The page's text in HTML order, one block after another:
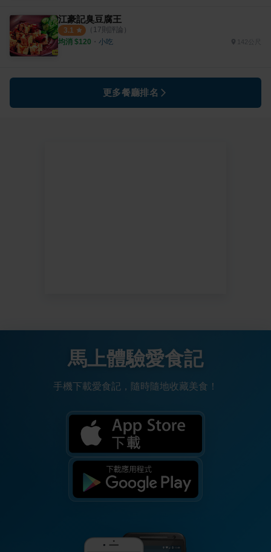
江豪記臭豆腐王
3.1 （ 17則評論）
均消 $120 ・ 小吃
更多餐廳排名
馬上體驗愛食記
手機下載愛食記，隨時隨地收藏美食！